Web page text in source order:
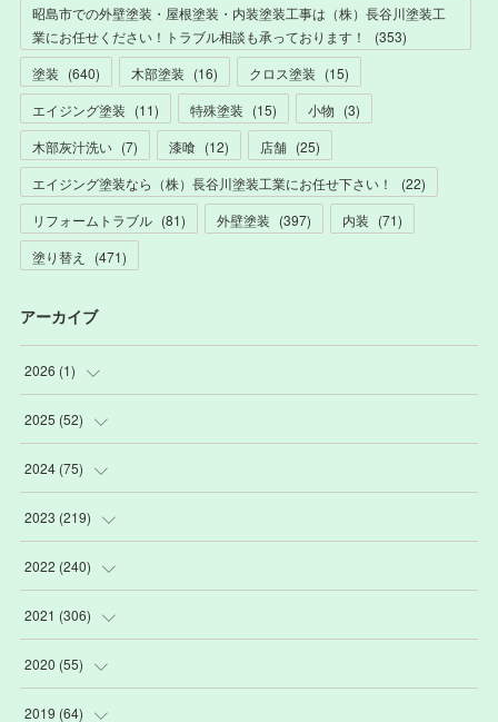
昭島市での外壁塗装・屋根塗装・内装塗装工事は（株）長谷川塗装工
業にお任せください！トラブル相談も承っております！
(353)
塗装 (640) 木部塗装 (16) クロス塗装 (15)
エイジング塗装 (11) 特殊塗装 (15) 小物 (3)
木部灰汁洗い (7) 漆喰 (12) 店舗 (25)
エイジング塗装なら（株）長谷川塗装工業にお任せ下さい！
(22)
リフォームトラブル (81) 外壁塗装 (397) 内装 (71)
塗り替え
(471)
アーカイブ
2026 (1)
(1
2025 (52)
(3
(2)
(6)
(22
2024 (75)
(9)
(13
(12
(1
2023 (219)
(20
(18
(15
(13
2022 (240)
(21
(20 )
(20
2021 (306)
(24 )
(26 )
2020 (55)
(3
2019 (64)